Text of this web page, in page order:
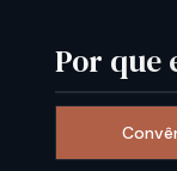
Por que